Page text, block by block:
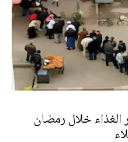
الغذاء خلال رمضان